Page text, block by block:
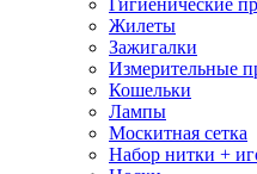
Гигиенические
Жилеты
Зажигалки
Измерительные
Кошельки
Лампы
Москитная сетка
Набор нитки +